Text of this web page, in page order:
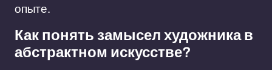
опыте.
Как понять замысел художника в
абстрактном искусстве?